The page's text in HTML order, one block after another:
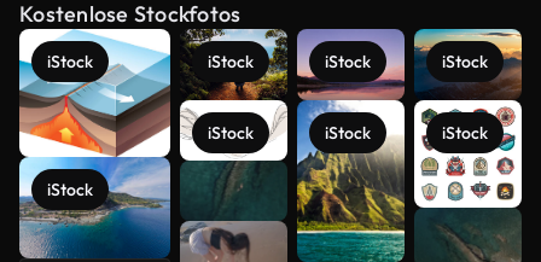
Kostenlose Stockfotos
iStock
iStock
iStock
iStock
iStock
iStock
iStock
iStock
Mehr